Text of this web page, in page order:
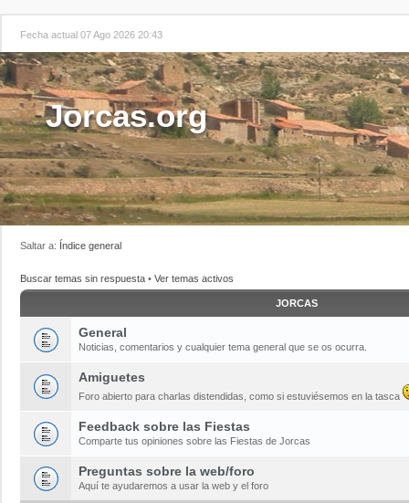
Fecha actual 07 Ago 2026 20:43
Jorcas.org
Saltar a: Índice general
Buscar temas sin respuesta • Ver temas activos
JORCAS
General
Noticias, comentarios y cualquier tema general que se os ocurra.
Amiguetes
Foro abierto para charlas distendidas, como si estuviésemos en la tasca
Feedback sobre las Fiestas
Comparte tus opiniones sobre las Fiestas de Jorcas
Preguntas sobre la web/foro
Aquí te ayudaremos a usar la web y el foro